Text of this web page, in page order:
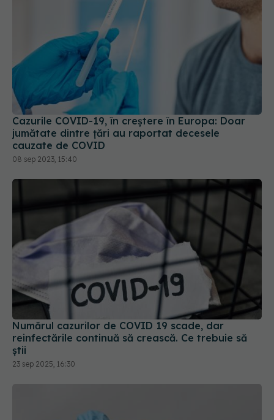
Cazurile COVID-19, în creștere în Europa: Doar
jumătate dintre țări au raportat decesele
cauzate de COVID
08 sep 2023, 15:40
Numărul cazurilor de COVID 19 scade, dar
reinfectările continuă să crească. Ce trebuie să
știi
23 sep 2025, 16:30